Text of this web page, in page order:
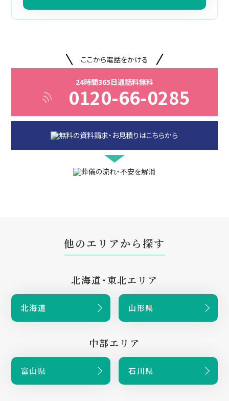
ここから電話をかける
24時間365日通話料無料
0120-66-0285
他のエリアから探す
北海道・東北エリア
北海道 山形県
中部エリア
富山県 石川県